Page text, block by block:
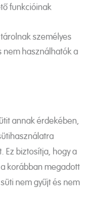
funkcióinak
személyes
nem használhatók a
annak érdekében,
Ez biztosítja, hogy a
korábban megadott
nem gyűjt és nem